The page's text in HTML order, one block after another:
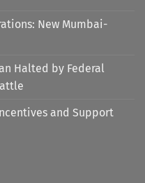
New Mumbai-
Halted by Federal
and Support